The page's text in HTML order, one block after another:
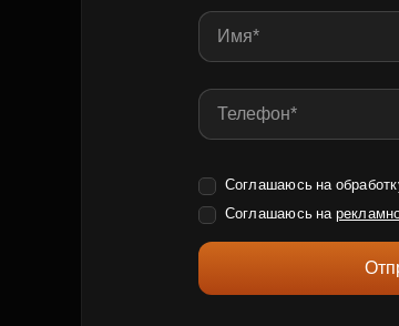
Соглашаюсь на
Соглашаюсь на